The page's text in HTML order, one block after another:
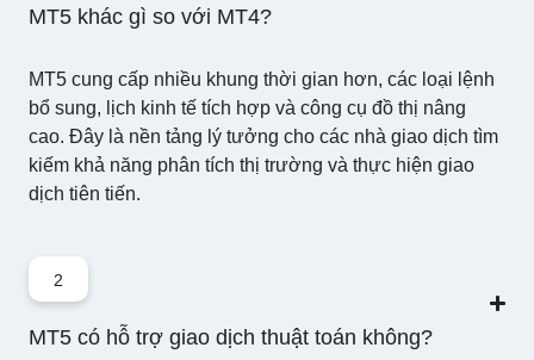
MT5 khác gì so với MT4?
MT5 cung cấp nhiều khung thời gian hơn, các loại lệnh
bổ sung, lịch kinh tế tích hợp và công cụ đồ thị nâng
cao. Đây là nền tảng lý tưởng cho các nhà giao dịch tìm
kiếm khả năng phân tích thị trường và thực hiện giao
dịch tiên tiến.
2
MT5 có hỗ trợ giao dịch thuật toán không?